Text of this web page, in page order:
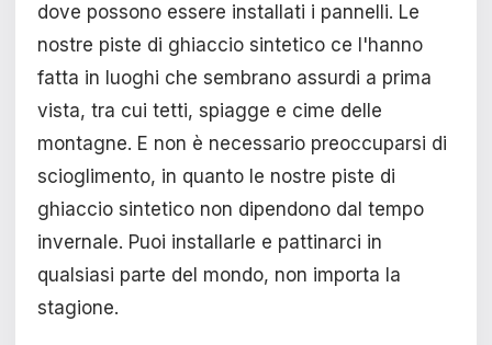
dove possono essere installati i pannelli. Le
nostre piste di ghiaccio sintetico ce l'hanno
fatta in luoghi che sembrano assurdi a prima
vista, tra cui tetti, spiagge e cime delle
montagne. E non è necessario preoccuparsi di
scioglimento, in quanto le nostre piste di
ghiaccio sintetico non dipendono dal tempo
invernale. Puoi installarle e pattinarci in
qualsiasi parte del mondo, non importa la
stagione.